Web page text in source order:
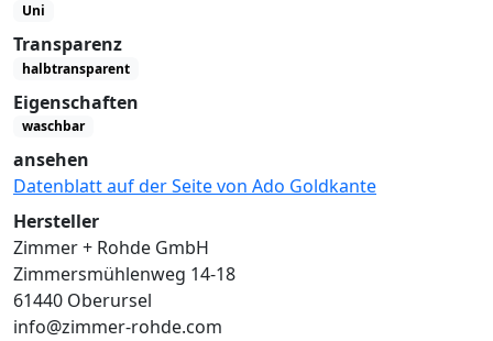
Uni
Transparenz
halbtransparent
Eigenschaften
waschbar
ansehen
Datenblatt auf der Seite von Ado Goldkante
Hersteller
Zimmer + Rohde GmbH
Zimmersmühlenweg 14-18
61440 Oberursel
info@zimmer-rohde.com